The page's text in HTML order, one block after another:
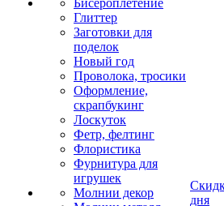
Бисероплетение
Глиттер
Заготовки для
поделок
Новый год
Проволока, тросики
Оформление,
скрапбукинг
Лоскуток
Фетр, фелтинг
Флористика
Фурнитура для
игрушек
Молнии декор
дня